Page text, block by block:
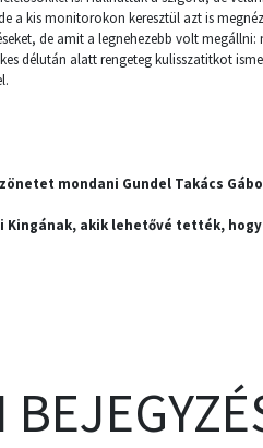
a kis monitorokon keresztül azt is
de amit a legnehezebb volt
délután alatt rengeteg kulisszatitkot
mondani Gundel Takács
Kingának, akik lehetővé tették,